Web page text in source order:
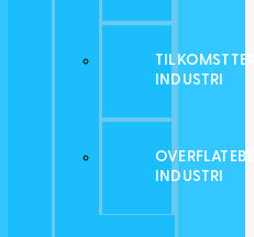
INDUSTRI
INDUSTRI